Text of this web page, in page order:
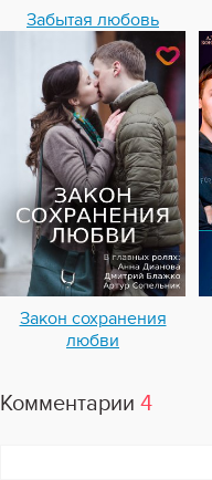
Забытая любовь
Закон сохранения
любви
Комментарии 4